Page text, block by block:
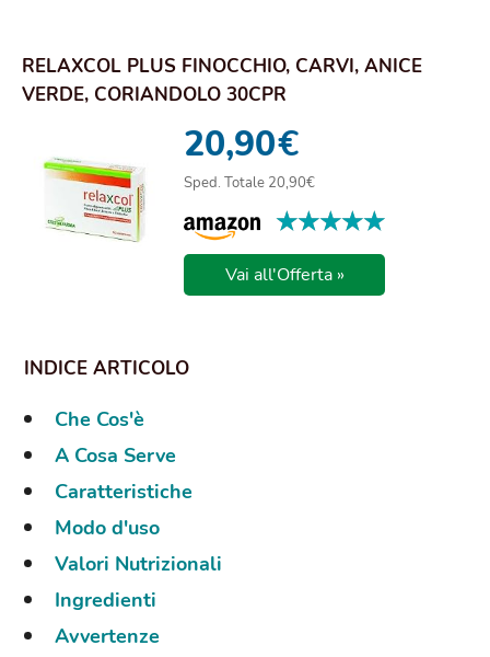
RELAXCOL PLUS FINOCCHIO, CARVI, ANICE
VERDE, CORIANDOLO 30CPR
20,90€
Sped. Totale 20,90€
★★★★★
★★★★★
Vai all'Offerta »
Che Cos'è
A Cosa Serve
Caratteristiche
Modo d'uso
Valori Nutrizionali
Ingredienti
Avvertenze